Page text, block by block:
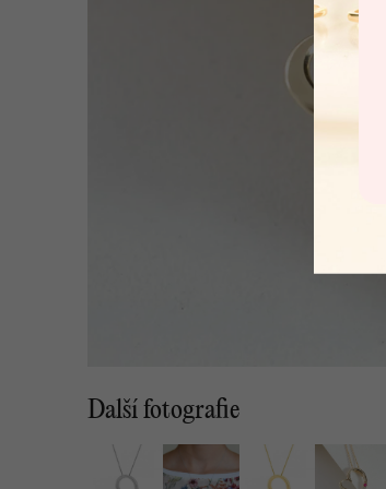
Další fotografie